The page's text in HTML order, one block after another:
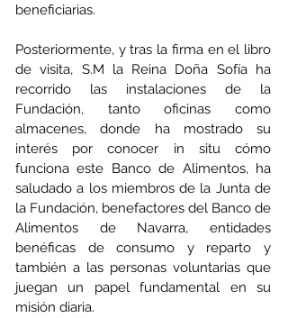
beneficiarias.
Posteriormente, y tras la firma en el libro
de visita, S.M la Reina Doña Sofía ha
recorrido las instalaciones de la
Fundación, tanto oficinas como
almacenes, donde ha mostrado su
interés por conocer in situ cómo
funciona este Banco de Alimentos, ha
saludado a los miembros de la Junta de
la Fundación, benefactores del Banco de
Alimentos de Navarra, entidades
benéficas de consumo y reparto y
también a las personas voluntarias que
juegan un papel fundamental en su
misión diaria.